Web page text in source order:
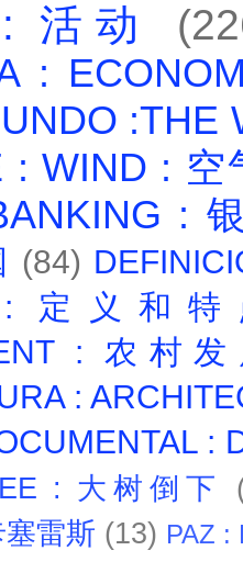
: 活动
:
:THE
: WIND : 空
:
(84)
: 定义和
: 农村
:
:
: 大树倒下
雷斯 (13) PAZ :